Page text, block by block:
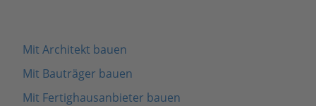
Mit Architekt bauen
Mit Bauträger bauen
Mit Fertighausanbieter bauen